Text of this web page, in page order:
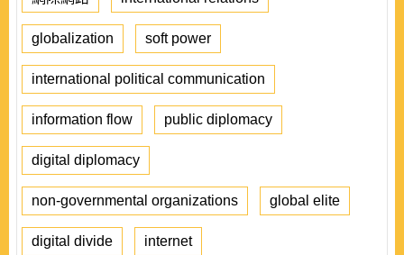
globalization soft power
international political communication
information flow public diplomacy
digital diplomacy
non-governmental organizations global elite
digital divide internet